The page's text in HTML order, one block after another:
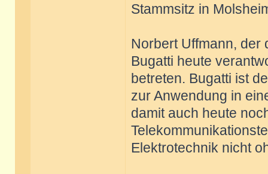
Stammsitz in
Norbert Uffmann, der
Bugatti heute
betreten. Bugatti ist
zur Anwendung in
damit auch heute
Elektrotechnik nicht